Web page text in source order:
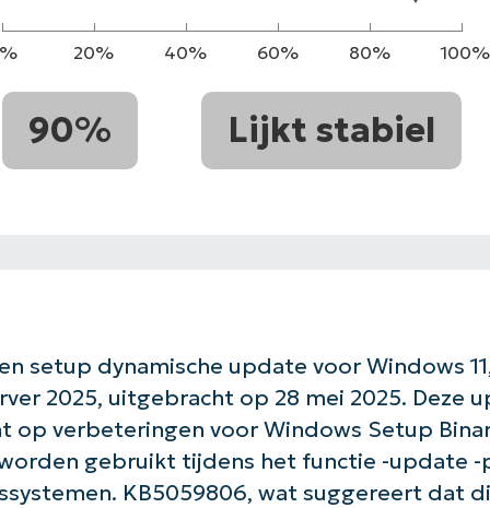
20% 40% 60% 80% 100%
90% Lijkt stabiel
setup dynamische update voor Windows
2025, uitgebracht op 28 mei 2025. Deze
op verbeteringen voor Windows Setup
gebruikt tijdens het functie -update -
KB5059806, wat suggereert dat